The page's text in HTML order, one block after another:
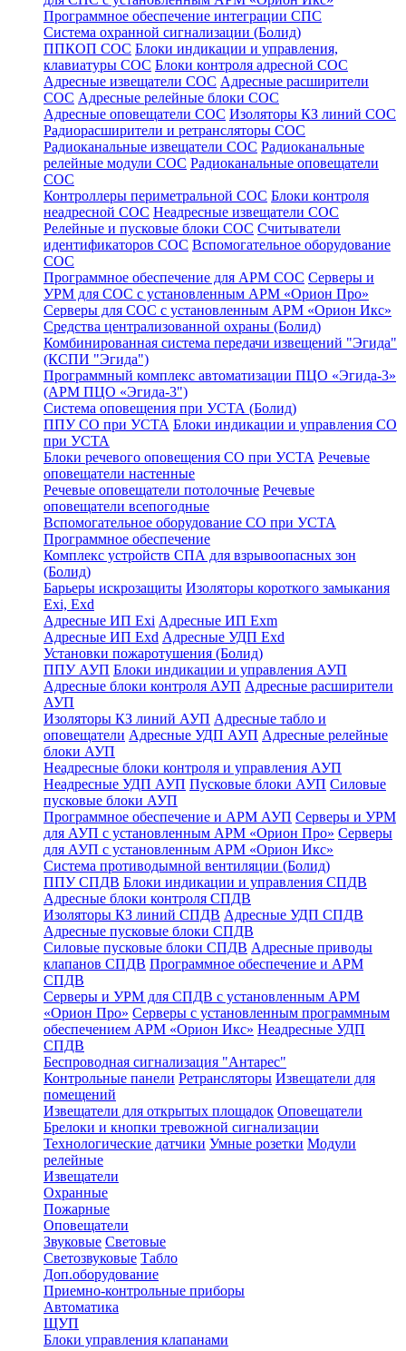
Программное обеспечение интеграции СПС
Система охранной сигнализации (Болид)
ППКОП СОС Блоки индикации и управления,
клавиатуры СОС Блоки контроля адресной СОС
Адресные извещатели СОС Адресные расширители
СОС Адресные релейные блоки СОС
Адресные оповещатели СОС Изоляторы КЗ линий СОС
Радиорасширители и ретрансляторы СОС
Радиоканальные извещатели СОС Радиоканальные
релейные модули СОС Радиоканальные оповещатели
СОС
Контроллеры периметральной СОС Блоки контроля
неадресной СОС Неадресные извещатели СОС
Релейные и пусковые блоки СОС Считыватели
идентификаторов СОС Вспомогательное оборудование
СОС
Программное обеспечение для АРМ СОС Серверы и
УРМ для СОС с установленным АРМ «Орион Про»
Серверы для СОС с установленным АРМ «Орион Икс»
Средства централизованной охраны (Болид)
Комбинированная система передачи извещений "Эгида"
(КСПИ "Эгида")
Программный комплекс автоматизации ПЦО «Эгида-3»
(АРМ ПЦО «Эгида-3")
Система оповещения при УСТА (Болид)
ППУ СО при УСТА Блоки индикации и управления СО
при УСТА
Блоки речевого оповещения СО при УСТА Речевые
оповещатели настенные
Речевые оповещатели потолочные Речевые
оповещатели всепогодные
Вспомогательное оборудование СО при УСТА
Программное обеспечение
Комплекс устройств СПА для взрывоопасных зон
(Болид)
Барьеры искрозащиты Изоляторы короткого замыкания
Exi, Exd
Адресные ИП Exi Адресные ИП Exm
Адресные ИП Exd Адресные УДП Exd
Установки пожаротушения (Болид)
ППУ АУП Блоки индикации и управления АУП
Адресные блоки контроля АУП Адресные расширители
АУП
Изоляторы КЗ линий АУП Адресные табло и
оповещатели Адресные УДП АУП Адресные релейные
блоки АУП
Неадресные блоки контроля и управления АУП
Неадресные УДП АУП Пусковые блоки АУП Силовые
пусковые блоки АУП
Программное обеспечение и АРМ АУП Серверы и УРМ
для АУП с установленным АРМ «Орион Про» Серверы
для АУП с установленным АРМ «Орион Икс»
Система противодымной вентиляции (Болид)
ППУ СПДВ Блоки индикации и управления СПДВ
Адресные блоки контроля СПДВ
Изоляторы КЗ линий СПДВ Адресные УДП СПДВ
Адресные пусковые блоки СПДВ
Силовые пусковые блоки СПДВ Адресные приводы
клапанов СПДВ Программное обеспечение и АРМ
СПДВ
Серверы и УРМ для СПДВ с установленным АРМ
«Орион Про» Серверы с установленным программным
обеспечением АРМ «Орион Икс» Неадресные УДП
СПДВ
Беспроводная сигнализация "Антарес"
Контрольные панели Ретрансляторы Извещатели для
помещений
Извещатели для открытых площадок Оповещатели
Брелоки и кнопки тревожной сигнализации
Технологические датчики Умные розетки Модули
релейные
Извещатели
Охранные
Пожарные
Оповещатели
Звуковые Световые
Светозвуковые Табло
Доп.оборудование
Приемно-контрольные приборы
Автоматика
ЩУП
Блоки управления клапанами